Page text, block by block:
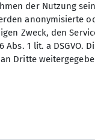
der Nutzung
anonymisierte
Zweck, den
1 lit. a DSGVO.
Dritte